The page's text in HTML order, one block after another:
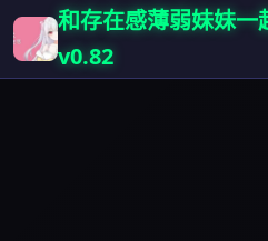
和存在感薄弱妹妹一
v0.82